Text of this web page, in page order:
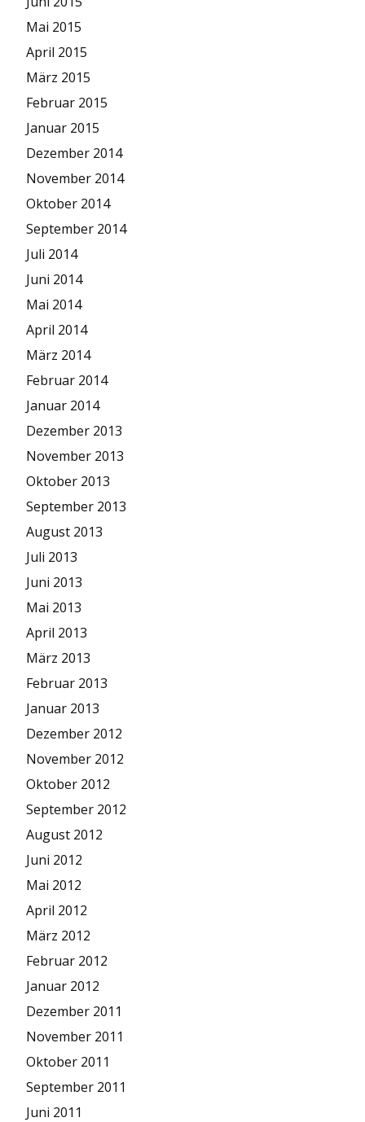
Mai 2015
April 2015
März 2015
Februar 2015
Januar 2015
Dezember 2014
November 2014
Oktober 2014
September 2014
Juli 2014
Juni 2014
Mai 2014
April 2014
März 2014
Februar 2014
Januar 2014
Dezember 2013
November 2013
Oktober 2013
September 2013
August 2013
Juli 2013
Juni 2013
Mai 2013
April 2013
März 2013
Februar 2013
Januar 2013
Dezember 2012
November 2012
Oktober 2012
September 2012
August 2012
Juni 2012
Mai 2012
April 2012
März 2012
Februar 2012
Januar 2012
Dezember 2011
November 2011
Oktober 2011
September 2011
Juni 2011